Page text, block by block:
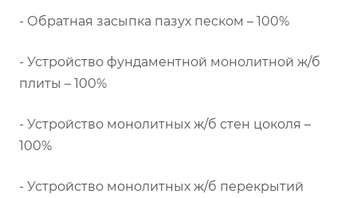
- Обратная засыпка пазух песком – 100%
- Устройство фундаментной монолитной ж/б
плиты – 100%
- Устройство монолитных ж/б стен цоколя –
100%
- Устройство монолитных ж/б перекрытий